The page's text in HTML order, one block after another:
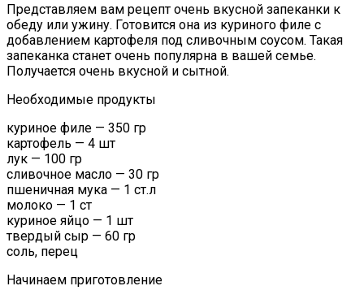
Представляем вам рецепт очень вкусной запеканки к
обеду или ужину. Готовится она из куриного филе с
добавлением картофеля под сливочным соусом. Такая
запеканка станет очень популярна в вашей семье.
Получается очень вкусной и сытной.
Необходимые продукты
куриное филе — 350 гр
картофель — 4 шт
лук — 100 гр
сливочное масло — 30 гр
пшеничная мука — 1 ст.л
молоко — 1 ст
куриное яйцо — 1 шт
твердый сыр — 60 гр
соль, перец
Начинаем приготовление